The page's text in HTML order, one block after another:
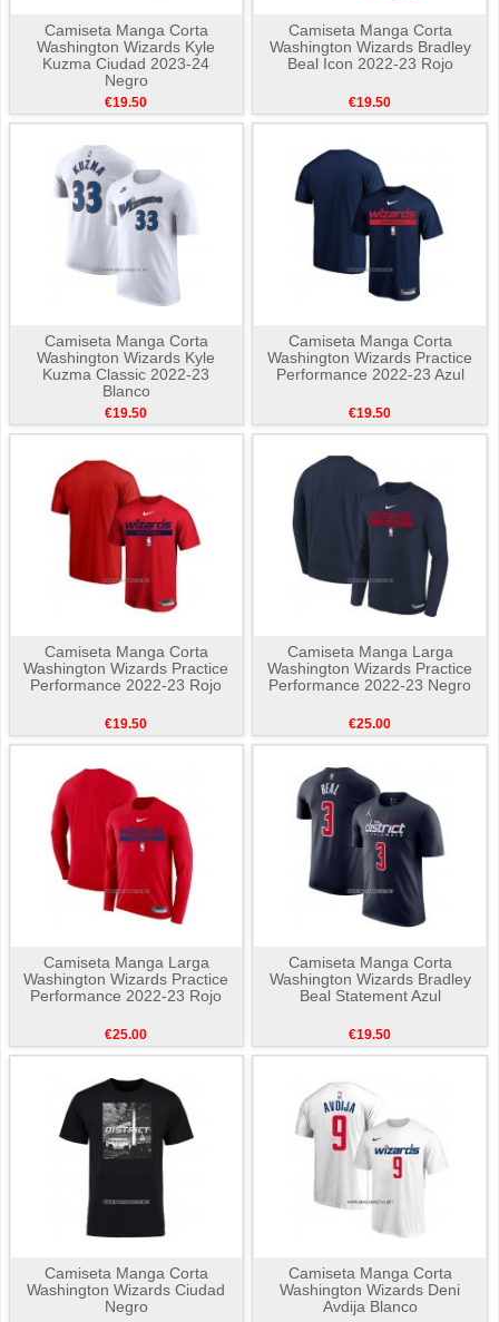
Camiseta Manga Corta
Washington Wizards Kyle
Kuzma Ciudad 2023-24
Negro
€19.50
Camiseta Manga Corta
Washington Wizards Bradley
Beal Icon 2022-23 Rojo
€19.50
Camiseta Manga Corta
Washington Wizards Kyle
Kuzma Classic 2022-23
Blanco
€19.50
Camiseta Manga Corta
Washington Wizards Practice
Performance 2022-23 Azul
€19.50
Camiseta Manga Corta
Washington Wizards Practice
Performance 2022-23 Rojo
€19.50
Camiseta Manga Larga
Washington Wizards Practice
Performance 2022-23 Negro
€25.00
Camiseta Manga Larga
Washington Wizards Practice
Performance 2022-23 Rojo
€25.00
Camiseta Manga Corta
Washington Wizards Bradley
Beal Statement Azul
€19.50
Camiseta Manga Corta
Washington Wizards Ciudad
Negro
Camiseta Manga Corta
Washington Wizards Deni
Avdija Blanco